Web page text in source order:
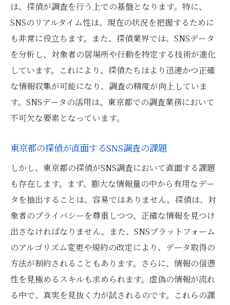
探偵が現場で直面するSNS調査の課題
実際のSNS調査事例に学ぶ
東京都の探偵が語る調査の成果
SNS調査の現状と今後の課題
成功へ導く探偵のSNS調査プロセス
東京都でのSNS調査成功例を探る
探偵が明かすSNS調査の成功要因
SNS調査がもたらす調査の成果
成功事例から学ぶSNS調査の実践法
東京都の探偵業界で進化するSNS調査の舞台裏
SNS調査の裏側に隠された探偵の努力
東京都の探偵が直面するSNS調査現場
進化するSNS調査に対応する探偵の姿勢
舞台裏を支える探偵のテクノロジー
SNS調査の進化を促す探偵の取り組み
は、探偵が調査を行う上での基盤となります。特に、
SNSのリアルタイム性は、現在の状況を把握するために
も非常に役立ちます。また、探偵業界では、SNSデータ
を分析し、対象者の居場所や行動を特定する技術が進化
しています。これにより、探偵たちはより迅速かつ正確
な情報収集が可能になり、調査の精度が向上していま
す。SNSデータの活用は、東京都での調査業務において
不可欠な要素となっています。
東京都の探偵が直面するSNS調査の課題
しかし、東京都の探偵がSNS調査において直面する課題
も存在します。まず、膨大な情報量の中から有用なデー
タを抽出することは、容易ではありません。探偵は、対
象者のプライバシーを尊重しつつ、正確な情報を見つけ
出さなければなりません。また、SNSプラットフォーム
のアルゴリズム変更や規約の改定により、データ取得の
方法が制約されることもあります。さらに、情報の信憑
性を見極めるスキルも求められます。虚偽の情報が流れ
る中で、真実を見抜く力が試されるのです。これらの課